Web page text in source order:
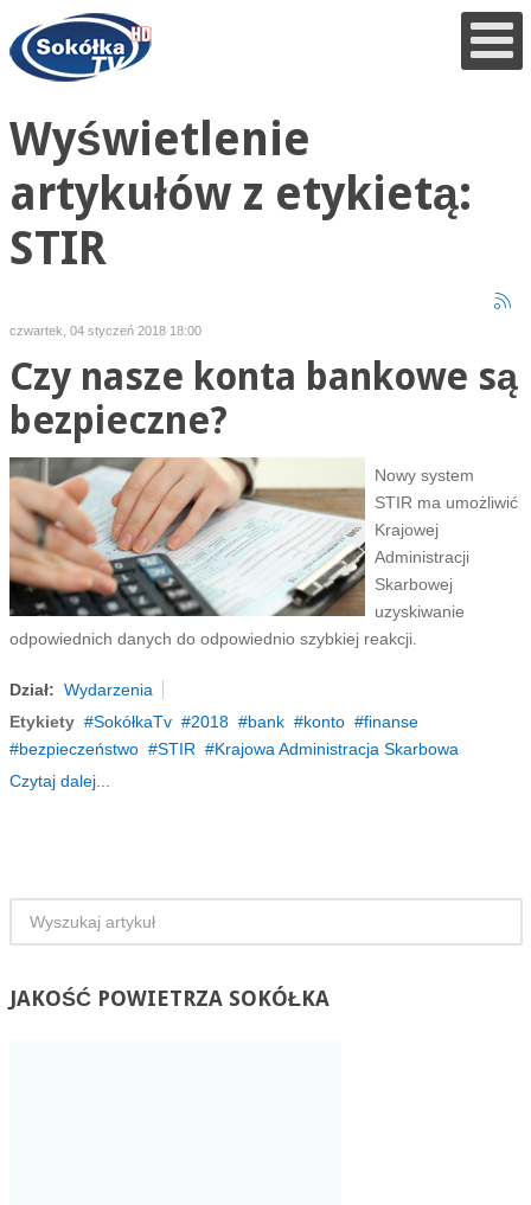
Wyświetlenie
artykułów z etykietą:
STIR
czwartek, 04 styczeń 2018 18:00
Czy nasze konta bankowe są
bezpieczne?
Nowy system
STIR ma umożliwić
Krajowej
Administracji
Skarbowej
uzyskiwanie
odpowiednich danych do odpowiednio szybkiej reakcji.
Dział: Wydarzenia
Etykiety
SokółkaTv 2018 bank konto
finanse
bezpieczeństwo
STIR
Krajowa Administracja Skarbowa
Czytaj dalej...
JAKOŚĆPOWIETRZA SOKÓŁKA